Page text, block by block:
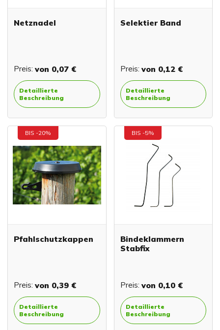
Netznadel
Preis: von 0,07 €
Detaillierte
Beschreibung
Selektier Band
Preis: von 0,12 €
Detaillierte
Beschreibung
BIS -20%
Pfahlschutzkappen
Preis: von 0,39 €
Detaillierte
Beschreibung
BIS -5%
Bindeklammern
Stabfix
Preis: von 0,10 €
Detaillierte
Beschreibung